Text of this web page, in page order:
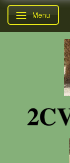
Skifte navigation
Menu